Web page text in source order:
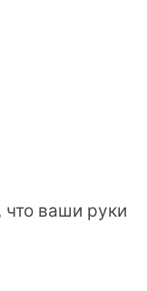
что ваши руки